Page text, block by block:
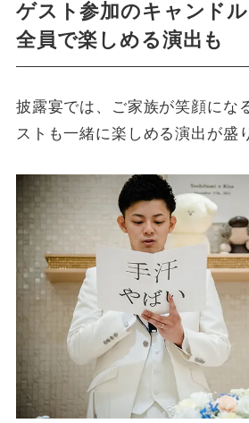
ゲスト参加のキャンドル
全員で楽しめる演出も
披露宴では、ご家族が笑顔にな
ストも一緒に楽しめる演出が盛